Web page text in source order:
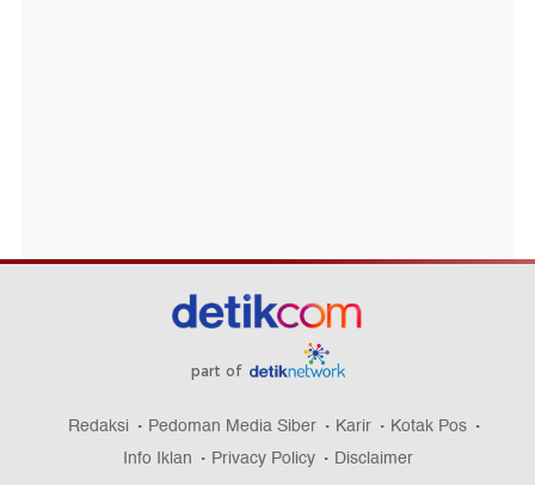
part of
Redaksi Pedoman Media Siber Karir
Kotak Pos
Info Iklan
Privacy Policy Disclaimer